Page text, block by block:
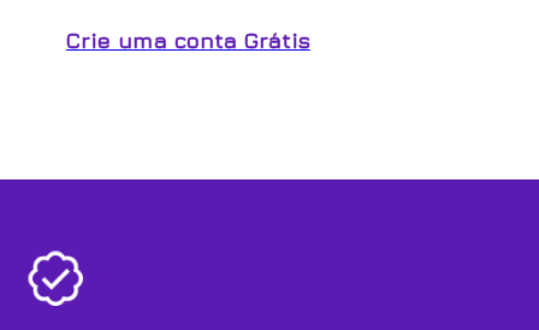
Crie uma conta Grátis